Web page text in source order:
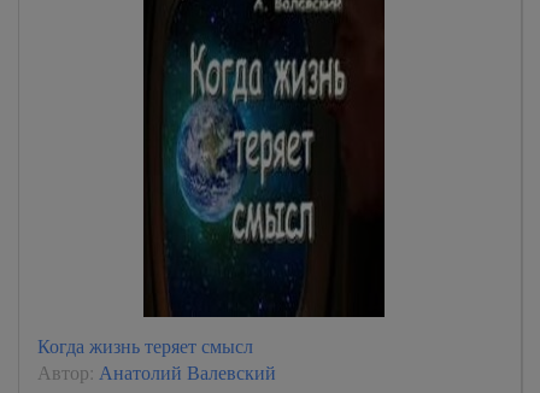
Когда жизнь теряет смысл
Автор: Анатолий Валевский